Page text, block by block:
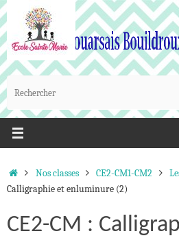
Passer
au
contenu
AccueilNos classes CE2-CM1-CM2
Calligraphie et enluminure (2)
CE2-CM :